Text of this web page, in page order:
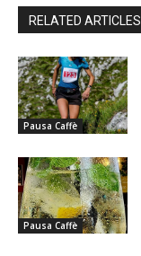
RELATED ARTICLES
Pausa Caffè
Pausa Caffè